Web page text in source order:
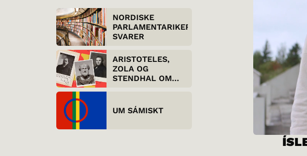
NORDISKE
PARLAMENTARIKER
SVARER
ARISTOTELES,
ZOLA OG
STENDHAL OM
UM SÁMISKT